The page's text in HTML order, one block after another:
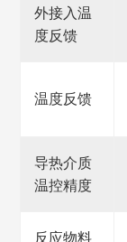
外接入温
度反馈
温度反馈
导热介质
温控精度
反应物料